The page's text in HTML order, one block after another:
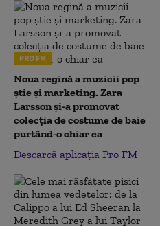
PRO FM
Noua regină a muzicii pop
știe și marketing. Zara
Larsson și-a promovat
colecția de costume de baie
purtând-o chiar ea
Descarcă aplicația Pro FM